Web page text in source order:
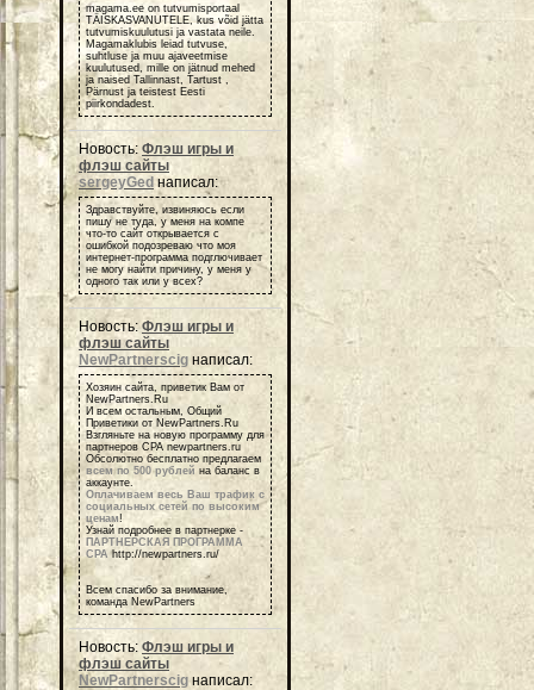
magama.ee on tutvumisportaal
TÄISKASVANUTELE, kus võid jätta
tutvumiskuulutusi ja vastata neile.
Magamaklubis leiad tutvuse,
suhtluse ja muu ajaveetmise
kuulutused, mille on jätnud mehed
ja naised Tallinnast, Tartust ,
Pärnust ja teistest Eesti
piirkondadest.
Новость: Флэш игры и
флэш сайты
sergeyGedнаписал:
Здравствуйте, извиняюсь если
пишу не туда, у меня на компе
что-то сайт открывается с
ошибкой подозреваю что моя
интернет-программа подглючивает
не могу найти причину, у меня у
одного так или у всех?
Новость: Флэш игры и
флэш сайты
NewPartnerscig написал:
Хозяин сайта, приветик Вам от
NewPartners.Ru
И всем остальным, Общий
Приветики от NewPartners.Ru
Взгляньте на новую программу для
партнеров СРА newpartners.ru
Обсолютно бесплатно предлагаем
всем по 500 рублей на баланс в
аккаунте.
Оплачиваем весь Ваш трафик с
социальных сетей по высоким
ценам!
Узнай подробнее в партнерке -
ПАРТНЕРСКАЯ ПРОГРАММА
СРА http://newpartners.ru/
Всем спасибо за внимание,
команда NewPartners
Новость: Флэш игры и
флэш сайты
NewPartnerscigнаписал: